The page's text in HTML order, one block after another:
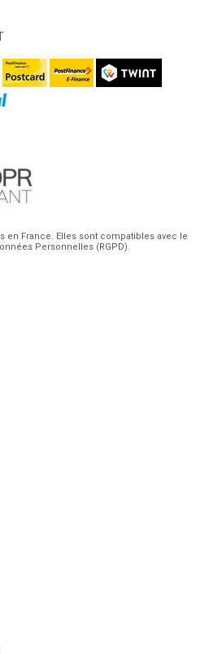
en France. Elles sont compatibles avec le
Personnelles (RGPD).